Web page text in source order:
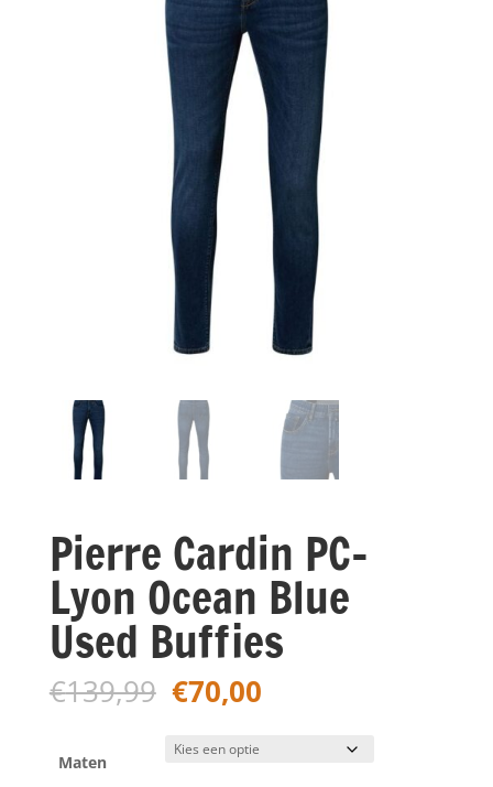
Pierre Cardin PC-
Lyon Ocean Blue
Used Buffies
€139,99 Oorspronkelijke
prijs
was:
€139,99.
€70,00Huidige
€70,00.
Maten